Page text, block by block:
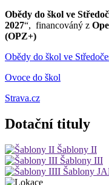
Obědy do škol ve
2027“, financováný z
(OPZ+)
Obědy do škol ve
Ovoce do škol
Strava.cz
Dotační tituly
Šablony II
Šablony III
Šablony